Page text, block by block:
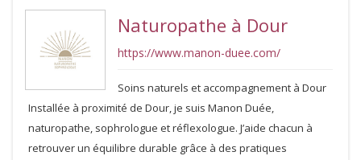
Naturopathe à Dour
https://www.manon-duee.com/
Soins naturels et accompagnement à Dour
Installée à proximité de Dour, je suis Manon Duée,
naturopathe, sophrologue et réflexologue. J’aide chacun à
retrouver un équilibre durable grâce à des pratiques